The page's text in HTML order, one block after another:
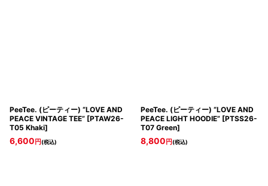
PeeTee. (ピーティー) “LOVE AND
PEACE VINTAGE TEE” [PTAW26-
T05 Khaki]
6,600 円(税込)
PeeTee. (ピーティー) “LOVE AND
PEACE LIGHT HOODIE” [PTSS26-
T07 Green]
8,800 円(税込)